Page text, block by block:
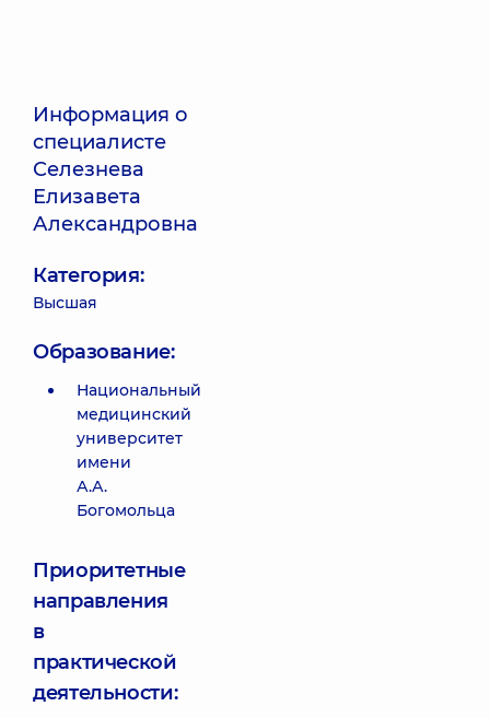
Информация о
специалисте
Селезнева
Елизавета
Александровна
Категория:
Высшая
Образование:
Национальный
медицинский
университет
имени
А.А.
Богомольца
Приоритетные
направления
в
практической
деятельности: